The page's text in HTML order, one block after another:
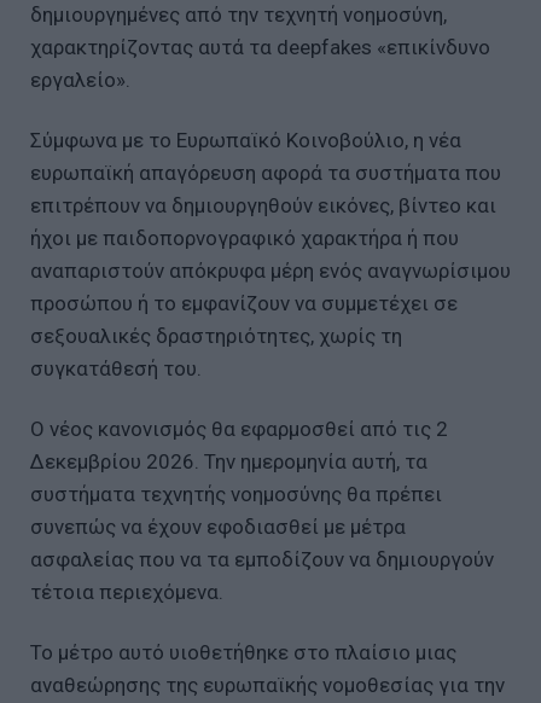
δημιουργημένες από την τεχνητή νοημοσύνη,
χαρακτηρίζοντας αυτά τα deepfakes «επικίνδυνο
εργαλείο».
Σύμφωνα με το Ευρωπαϊκό Κοινοβούλιο, η νέα
ευρωπαϊκή απαγόρευση αφορά τα συστήματα που
επιτρέπουν να δημιουργηθούν εικόνες, βίντεο και
ήχοι με παιδοπορνογραφικό χαρακτήρα ή που
αναπαριστούν απόκρυφα μέρη ενός αναγνωρίσιμου
προσώπου ή το εμφανίζουν να συμμετέχει σε
σεξουαλικές δραστηριότητες, χωρίς τη
συγκατάθεσή του.
Ο νέος κανονισμός θα εφαρμοσθεί από τις 2
Δεκεμβρίου 2026. Την ημερομηνία αυτή, τα
συστήματα τεχνητής νοημοσύνης θα πρέπει
συνεπώς να έχουν εφοδιασθεί με μέτρα
ασφαλείας που να τα εμποδίζουν να δημιουργούν
τέτοια περιεχόμενα.
Το μέτρο αυτό υιοθετήθηκε στο πλαίσιο μιας
αναθεώρησης της ευρωπαϊκής νομοθεσίας για την